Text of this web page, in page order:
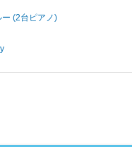
(2台ピアノ)